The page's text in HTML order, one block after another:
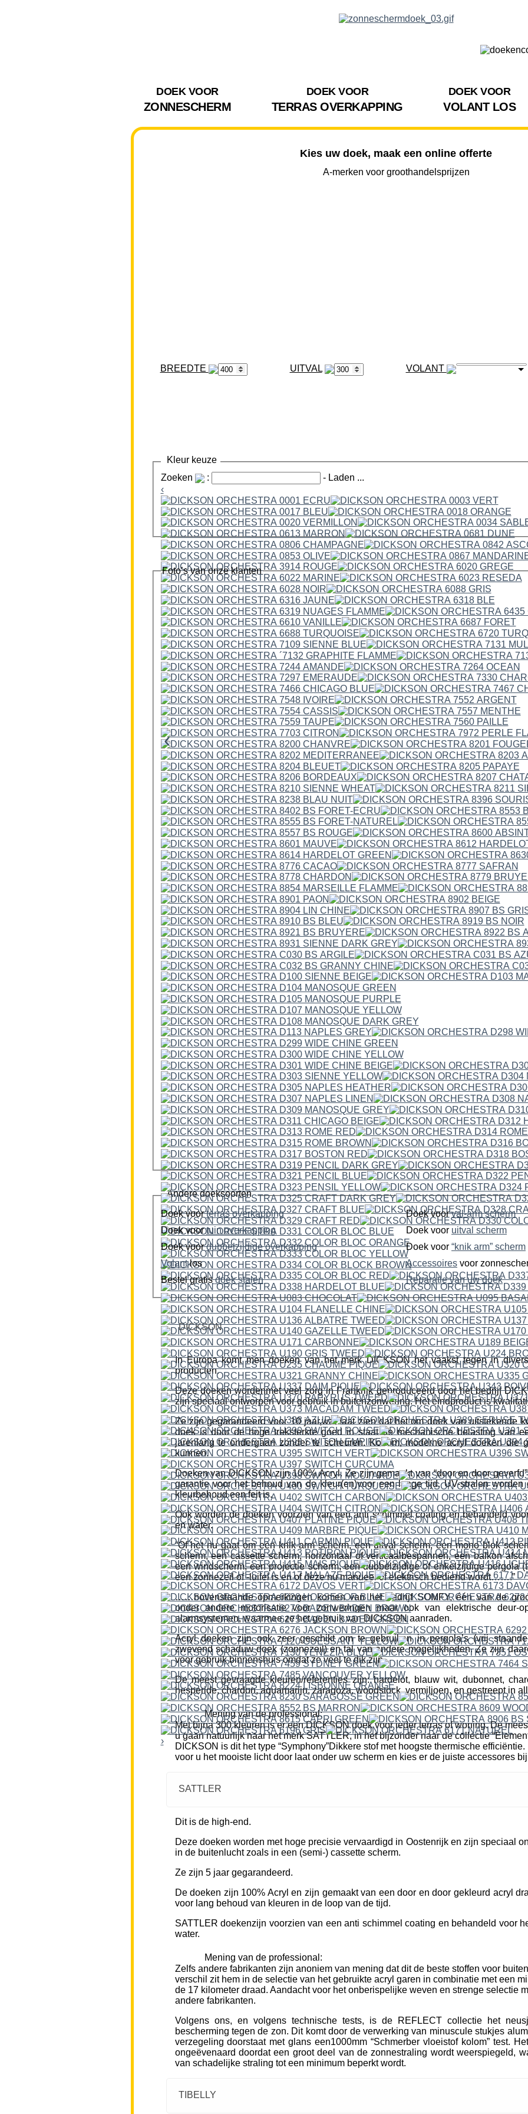
DOEK VOOR
ZONNESCHERM
DOEK VOOR
TERRAS OVERKAPPING
DOEK VOOR
VOLANT LOS
Kies uw doek, maak een online offerte
A-merken voor groothandelsprijzen
BREEDTE VOLANT
Kleur keuze
Zoeken
: - Laden ...
‹
›
Foto’s van onze klanten
‹
Andere doeksoorten
Doek voorterras overkapping Doek voor
val-arm scherm
Doek voor
tuin overkapping Doek voor
uitval scherm
Doek voor
dubbelzijdige overkapping Doek voor
“knik arm” scherm
Volantlos Accessoires voor
Bestel gratis doek stalen Reparatie van uw doek
DICKSON
In Europa komt men doeken van het merk DICKSON het vaakst tegen in
producten.
Deze doeken wordenmet veel zorg in Frankrijk geproduceerd door het bedrijf
zijn speciaal ontworpen voor gebruik in buitenzonwering. Het eindproduct is
Ze zijn gegarandeerd voor 10 jaar,wat laat zien dat het om doek van uitstekende
doek is door de hoge treksterkte goed in staat de mechanische belasting van
jarenlang te ondergaan zonder te scheuren. Kortom; moderne acryl doeken die
kunnen.
Doeken van DICKSON zijn 100% Acryl. Ze zijn gemaakt van “door en door
garantie voor het behoud van de kleur(en)voor een lange tijd. UV-stralen worden
kleurbehoud een feit is.
Ook worden de doeken voorzien van een anti schimmel coating en behandeld
en water.
“Of het nu gaat om een knik-arm scherm, een uitval scherm, een mono blok
scherm, een cassette scherm, horizontaal of verticaalbespannen, een balkon
een windscherm, een projectie scherm, een dubbelzijdige of enkelzijdige pergola
een zonnezeil of -luifel is en of deze nu manueel of elektrisch bediend wordt…….”
……bovenstaande opmerkingen komen van het bedrijf SOMFY, één van de
onder andere motorisatie voor zonweringen maar ook van elektrische deur-
alarmsystemen, waarmee ze het gebruik van DICKSON aanraden.
Acryl doeken zijn ook zeer geschikt om te gebruiken in pergola’s (vrij
zwevend schaduw doek (zonnezeil) en tal van andere mogelijkheden. Ze zijn
voor gebruik binnenshuis omdat ze veel te dik zijn.
De meest gevraagde kleuren/referenties zijn: hardelot, blauw wit, dubonnet,
hesperide, chardon, aquamarijn, zaragoza, woodstock, vermiljoen, en gestreept in
Mening van de professional:
Met bijna 300 kleuren is er een DICKSON doek voor ieder terras of woning. De
u gaan natuurlijk naar het merk SATTLER, in het bijzonder naar de collectie
DICKSON is dit het type “Symphony”Dikkere stof met hoogste thermische
voor u het mooiste licht door laat onder uw scherm en kies er de juiste accessores
SATTLER
Dit is de high-end.
Deze doeken worden met hoge precisie vervaardigd in Oostenrijk en zijn speciaal
in de buitenlucht zoals in een (semi-) cassette scherm.
Ze zijn 5 jaar gegarandeerd.
De doeken zijn 100% Acryl en zijn gemaakt van een door en door gekleurd acryl
voor lang behoud van kleuren in de loop van de tijd.
SATTLER doekenzijn voorzien van een anti schimmel coating en behandeld voor
water.
Mening van de professional:
Zelfs andere fabrikanten zijn anoniem van mening dat dit de beste stoffen voor
verschil zit hem in de selectie van het gebruikte acryl garen in combinatie met een
de 17 kilometer draad. Aandacht voor het onberispelijke weven en strenge selectie
andere fabrikanten.
Volgens ons, en volgens technische tests, is de REFLECT collectie het
bescherming tegen de zon. Dit komt door de verwerking van minuscule stukjes
verzegeling doorstaat met glans een1000mm “Schmerber vloeistof kolom” test.
ongeëvenaard doordat een groot deel van de zonnestraling wordt weerspiegeld,
van schadelijke straling tot een minimum beperkt wordt.
TIBELLY